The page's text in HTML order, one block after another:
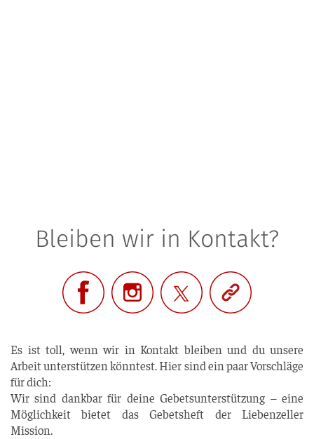
Bleiben wir in Kontakt?
Es ist toll, wenn wir in Kon­takt blei­ben und du unse­re
Arbeit unter­stüt­zen könn­test. Hier sind ein paar Vor­schlä­ge
für dich:
Wir sind dank­bar für dei­ne Gebets­un­ter­stüt­zung – eine
Mög­lich­keit bie­tet das Gebets­heft der Lie­ben­zel­ler
Mission.